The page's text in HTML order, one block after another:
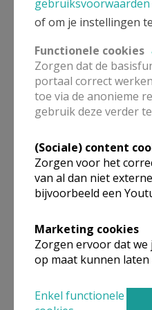
ALLE
Verbergen
Christus
Duinbergen
in deze kerk, het adres
kerken in de buurt.
ALLE
Omgeving
Niet gevonden wat
gebruiksvoorwaarden
of om je instellingen
Functionele cookies
Zorgen dat de
portaal correct
toe via de anonieme
gebruik deze verder
(Sociale) content
Zorgen voor het
van al dan niet
bijvoorbeeld een
Marketing cookies
Zorgen ervoor dat we
op maat kunnen laten
Enkel functionele